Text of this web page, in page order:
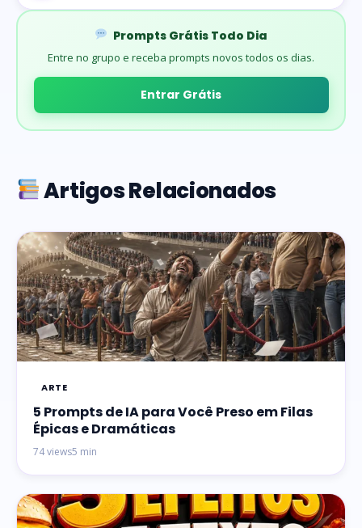
Prompts Grátis Todo Dia
Entre no grupo e receba prompts novos todos os dias.
Entrar Grátis
Artigos Relacionados
ARTE
5 Prompts de IA para Você Preso em Filas
Épicas e Dramáticas
74 views5 min